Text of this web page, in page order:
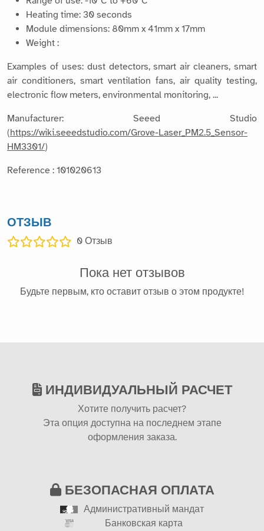
Heating time: 30 seconds
Module dimensions: 80mm x 41mm x 17mm
Weight :
Examples of uses: dust detectors, smart air cleaners, smart
air conditioners, smart ventilation fans, air quality testing,
electronic flow meters, environmental monitoring, ...
Manufacturer: Seeed Studio
(https://wiki.seeedstudio.com/Grove-Laser_PM2.5_Sensor-
HM3301/)
Reference : 101020613
ОТЗЫВ
0 Отзыв
Пока нет отзывов
Будьте первым, кто оставит отзыв о этом продукте!
ИНДИВИДУАЛЬНЫЙ РАСЧЕТ
Хотите получить расчет?
Эта опция доступна на последнем этапе
оформления заказа.
БЕЗОПАСНАЯ ОПЛАТА
Административный мандат
Банковская карта